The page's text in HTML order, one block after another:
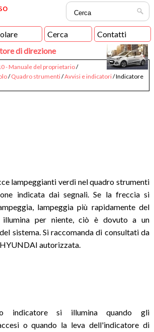
Cerca
Contatti
di direzione
- Manuale del proprietario/
/Quadro strumenti/Avvisi e indicatori/ Indicatore
lampeggianti verdi nel quadro strumenti
indicata dai segnali. Se la freccia si
lampeggia più rapidamente del
per niente, ciò è dovuto a un
sistema. Si raccomanda di consultati da
autorizzata.
indicatore si illumina quando gli
o quando la leva dell'indicatore di